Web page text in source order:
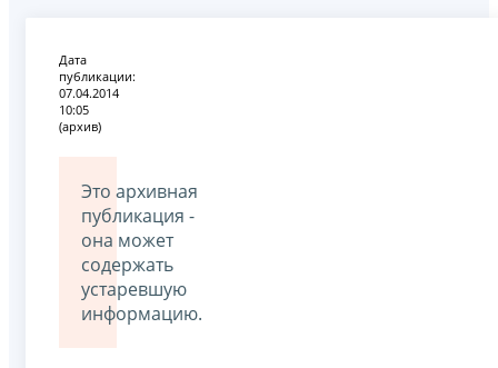
Дата
публикации:
07.04.2014
10:05
(архив)
Это архивная
публикация -
она может
содержать
устаревшую
информацию.